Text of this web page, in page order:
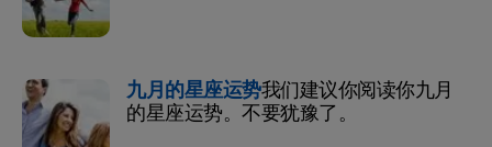
九月的星座运势我们建议你阅读你九月
的星座运势。不要犹豫了。